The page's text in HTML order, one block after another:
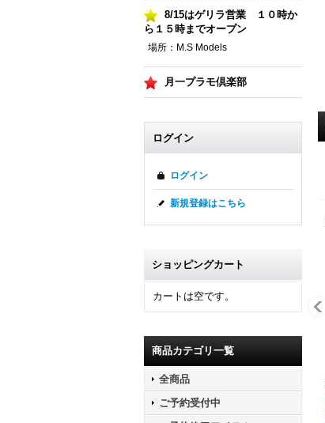
8/15はゲリラ営業 １０時か
ら１５時までオープン
場所：M.S Models
月一プラモ倶楽部
ログイン
ログイン
新規登録はこちら
ショッピングカート
カートは空です。
商品カテゴリ一覧
全商品
ご予約受付中